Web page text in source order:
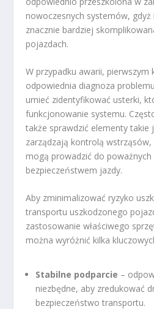
nowoczesnych systemów,
znacznie bardziej
pojazdach.
W przypadku awarii, pierwszym
odpowiednia diagnoza
umieć zidentyfikować usterki,
funkcjonowanie systemu.
także sprawdzić elementy takie
zarządzają kontrolą wstrząsów,
mogą prowadzić do
bezpieczeństwem jazdy.
Aby zminimalizować ryzyko
transportu uszkodzonego
zastosowanie właściwego
można wyróżnić kilka
Stabilne podparcie –
niezbędne, aby zredukować
bezpieczeństwo transportu.